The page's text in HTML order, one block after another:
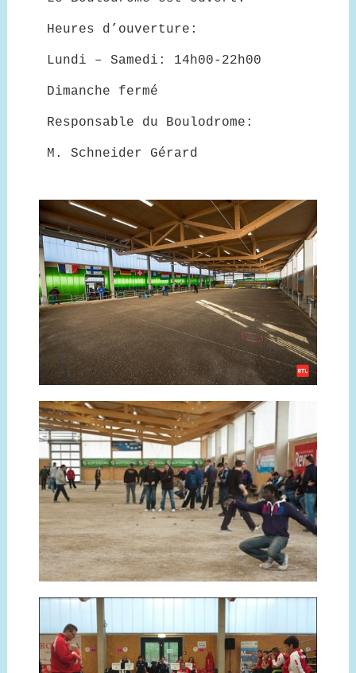
Heures d’ouverture:
Lundi – Samedi: 14h00-22h00
Dimanche fermé
Responsable du Boulodrome:
M. Schneider Gérard